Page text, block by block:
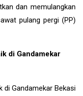
dan memulangkan
pulang pergi (PP)
di Gandamekar